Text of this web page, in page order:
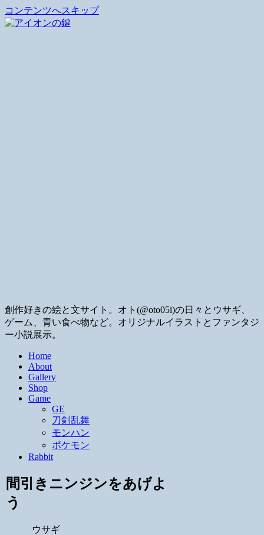
コンテンツへスキップ
創作好きの絵と文サイト。オト(@oto05i)の日々とウサギ、
ゲーム、青い食べ物など。オリジナルイラストとファンタジ
ー小説展示。
Home
About
Gallery
Shop
Game
GE
刀剣乱舞
モンハン
ポケモン
Rabbit
間引きニンジンをあげよ
う
ウサギ